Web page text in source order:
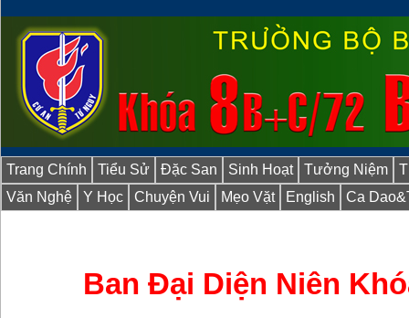
Trang Chính Tiểu Sử Đặc San Sinh Hoạt Tưởng Niệm
Văn Nghệ
Y Học Chuyện Vui Mẹo Vặt English Ca
Ban Đại Diện Niên